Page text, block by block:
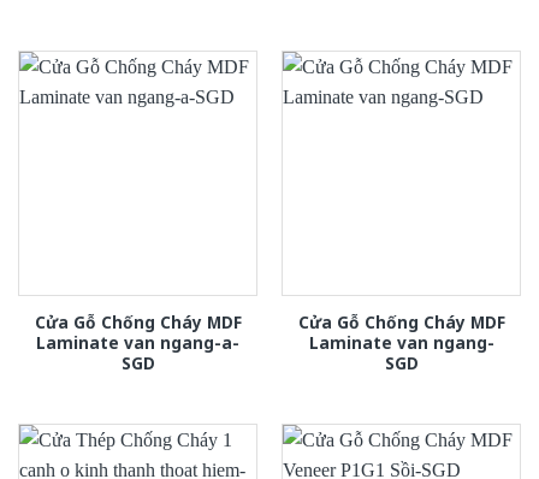
Cửa Gỗ Chống Cháy MDF
Laminate van ngang-a-
SGD
Cửa Gỗ Chống Cháy MDF
Laminate van ngang-
SGD